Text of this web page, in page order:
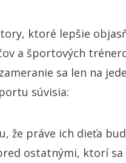
ktoré lepšie
a športových
sa len na
súvisia:
že práve ich dieťa
ostatnými, ktorí sa